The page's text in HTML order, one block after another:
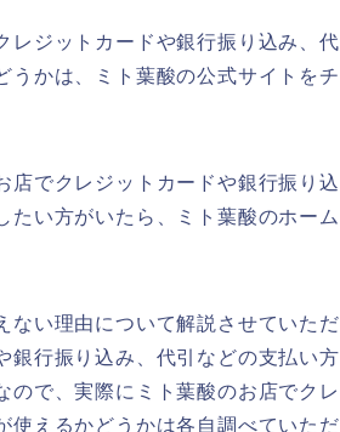
レジットカードや銀行振り込み、代
うかは、ミト葉酸の公式サイトをチ
店でクレジットカードや銀行振り込
たい方がいたら、ミト葉酸のホーム
ない理由について解説させていただ
銀行振り込み、代引などの支払い方
ので、実際にミト葉酸のお店でクレ
使えるかどうかは各自調べていただ